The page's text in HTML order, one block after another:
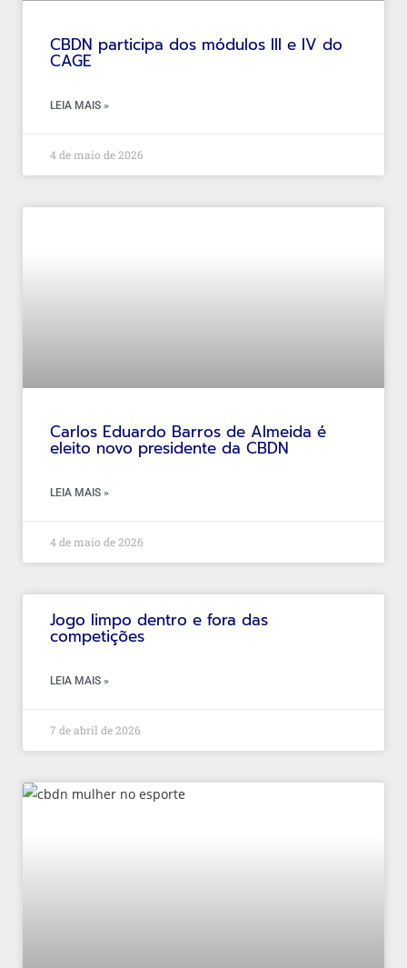
CBDN participa dos módulos III e IV do
CAGE
LEIA MAIS »
4 de maio de 2026
Carlos Eduardo Barros de Almeida é
eleito novo presidente da CBDN
LEIA MAIS »
4 de maio de 2026
Jogo limpo dentro e fora das
competições
LEIA MAIS »
7 de abril de 2026